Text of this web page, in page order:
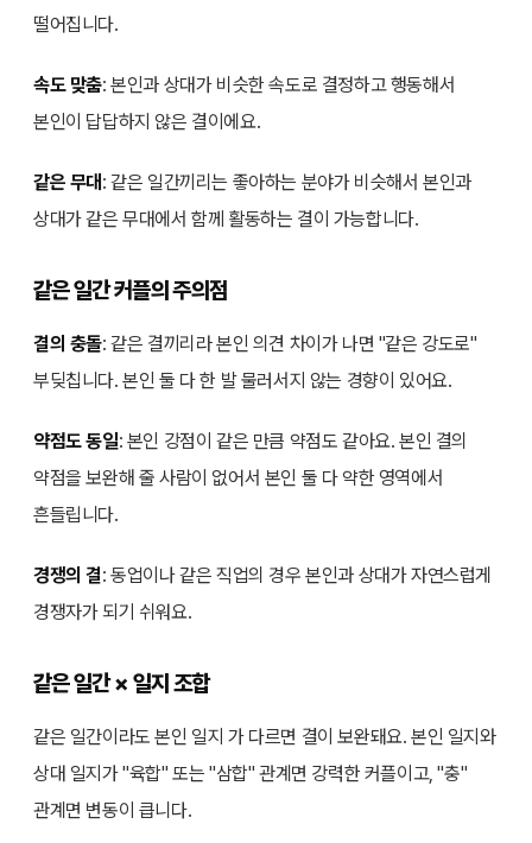
떨어집니다.
속도 맞춤: 본인과 상대가 비슷한 속도로 결정하고 행동해서
본인이 답답하지 않은 결이에요.
같은 무대 : 같은 일간끼리는 좋아하는 분야가 비슷해서 본인과
상대가 같은 무대에서 함께 활동하는 결이 가능합니다.
같은 일간 커플의 주의점
결의 충돌: 같은 결끼리라 본인 의견 차이가 나면 "같은 강도로"
부딪칩니다. 본인 둘 다 한 발 물러서지 않는 경향이 있어요.
약점도 동일: 본인 강점이 같은 만큼 약점도 같아요. 본인 결의
약점을 보완해 줄 사람이 없어서 본인 둘 다 약한 영역에서
흔들립니다.
경쟁의 결: 동업이나 같은 직업의 경우 본인과 상대가 자연스럽게
경쟁자가 되기 쉬워요.
같은 일간 × 일지 조합
같은 일간이라도 본인 일지 가 다르면 결이 보완돼요. 본인 일지와
상대 일지가 "육합" 또는 "삼합" 관계면 강력한 커플이고, "충"
관계면 변동이 큽니다.